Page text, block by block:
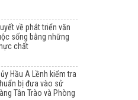
về phát triển văn
sống bằng những
chất
Hầu A Lềnh kiểm tra
bị đưa vào sử
Tân Trào và Phòng